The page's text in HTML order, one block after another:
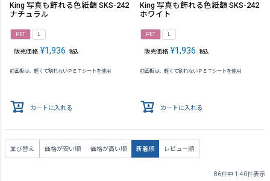
King 写真も飾れる色紙額 SKS-242
ナチュラル
PET L
販売価格 ¥1,936 税込
前面板は、軽くて割れないＰＥＴシートを使用
カートに入れる
King 写真も飾れる色紙額 SKS-242
ホワイト
PET L
販売価格 ¥1,936 税込
前面板は、軽くて割れないＰＥＴシートを使用
カートに入れる
並び替え 価格が安い順 価格が高い順 新着順 レビュー順
86件中 1 -40件表示